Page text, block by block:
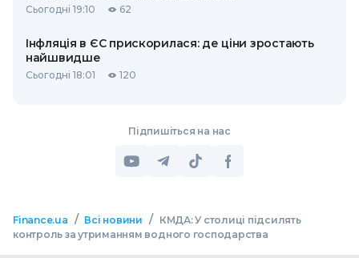
Сьогодні 19:10 62
Інфляція в ЄС прискорилася: де ціни зростають
найшвидше
Сьогодні 18:01 120
Підпишіться на нас
Finance.ua / Всі новини /
КМДА: У столиці підсилять
контроль за утриманням водного господарства